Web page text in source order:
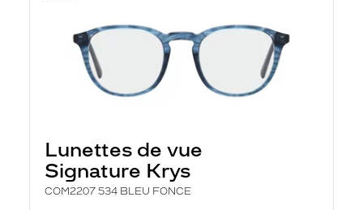
Lunettes de vue
Signature Krys
COM2207 534 BLEU FONCE